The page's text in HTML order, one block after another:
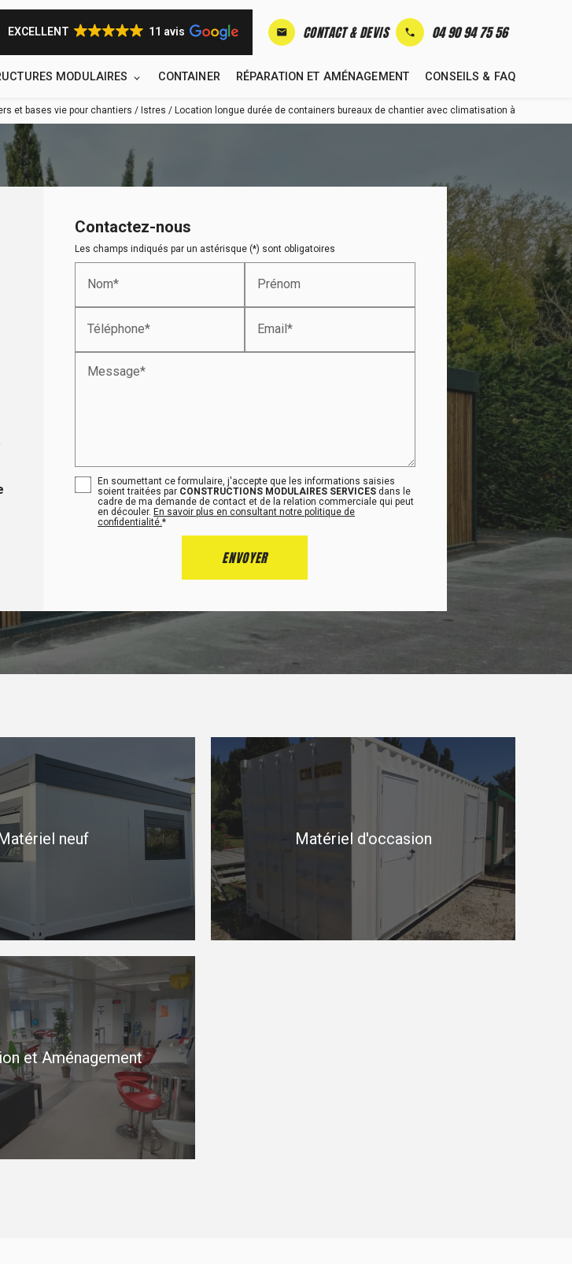
EXCELLENT 11 avis mail CONTACT & DEVIS 04 90 94 75 56
MODULAIRES CONTAINER RÉPARATION ET AMÉNAGEMENT CONSEILS & FAQ
et bases vie pour chantiers / Istres / Location longue durée de containers bureaux de chantier avec climatisation à
Contactez-nous
Les champs indiqués par un astérisque (*) sont obligatoires
Nom* Prénom
Téléphone* Email*
Message*
En soumettant ce formulaire, j'accepte que les informations saisies
soient traitées par CONSTRUCTIONS MODULAIRES SERVICES dans le
cadre de ma demande de contact et de la relation commerciale qui peut
en découler. En savoir plus en consultant notre politique de
confidentialité.*
neuf Matériel d'occasion
et Aménagement